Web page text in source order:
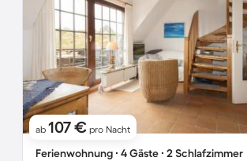
ab 107 € pro Nacht
Ferienwohnung ∙ 4 Gäste ∙ 2 Schlafzimmer